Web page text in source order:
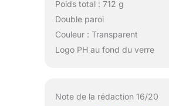
Poids total : 712 g
Double paroi
Couleur : Transparent
Logo PH au fond du verre
Note de la rédaction 16/20